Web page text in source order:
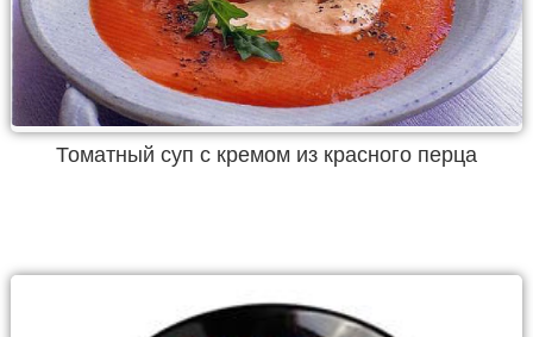
Томатный суп с кремом из красного перца